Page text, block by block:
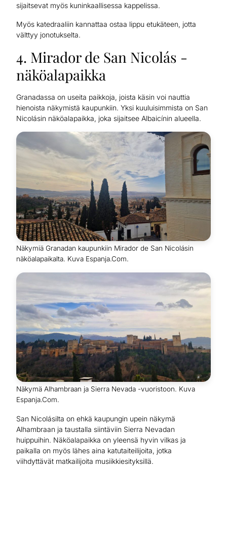
sijaitsevat myös kuninkaallisessa kappelissa.
Myös katedraaliin kannattaa ostaa lippu etukäteen, jotta
välttyy jonotukselta.
4. Mirador de San Nicolás -
näköalapaikka
Granadassa on useita paikkoja, joista käsin voi nauttia
hienoista näkymistä kaupunkiin. Yksi kuuluisimmista on San
Nicolásin näköalapaikka, joka sijaitsee Albaicínin alueella.
Näkymiä Granadan kaupunkiin Mirador de San Nicolásin
näköalapaikalta. Kuva Espanja.Com.
Näkymä Alhambraan ja Sierra Nevada -vuoristoon. Kuva
Espanja.Com.
San Nicolásilta on ehkä kaupungin upein näkymä
Alhambraan ja taustalla siintäviin Sierra Nevadan
huippuihin. Näköalapaikka on yleensä hyvin vilkas ja
paikalla on myös lähes aina katutaiteilijoita, jotka
viihdyttävät matkailijoita musiikkiesityksillä.